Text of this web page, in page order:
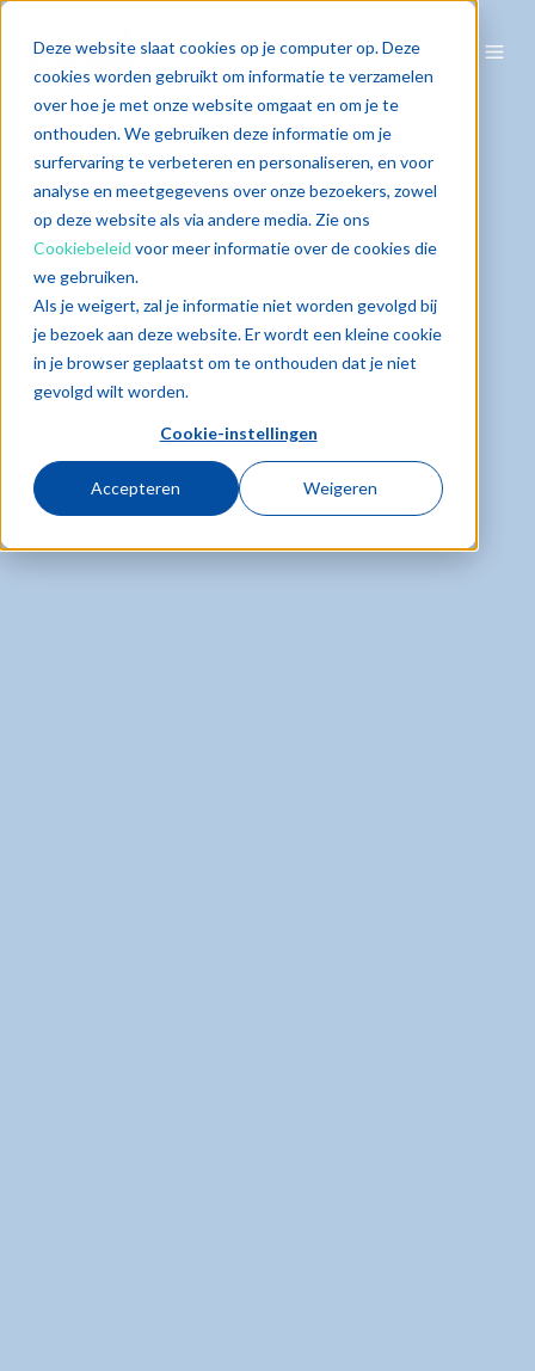
Deze website slaat cookies op je computer op. Deze
cookies worden gebruikt om informatie te verzamelen
over hoe je met onze website omgaat en om je te
onthouden. We gebruiken deze informatie om je
surfervaring te verbeteren en personaliseren, en voor
analyse en meetgegevens over onze bezoekers, zowel
op deze website als via andere media. Zie ons
Cookiebeleid voor meer informatie over de cookies die
we gebruiken.
Als je weigert, zal je informatie niet worden gevolgd bij
je bezoek aan deze website. Er wordt een kleine cookie
in je browser geplaatst om te onthouden dat je niet
gevolgd wilt worden.
Cookie-instellingen
Accepteren Weigeren